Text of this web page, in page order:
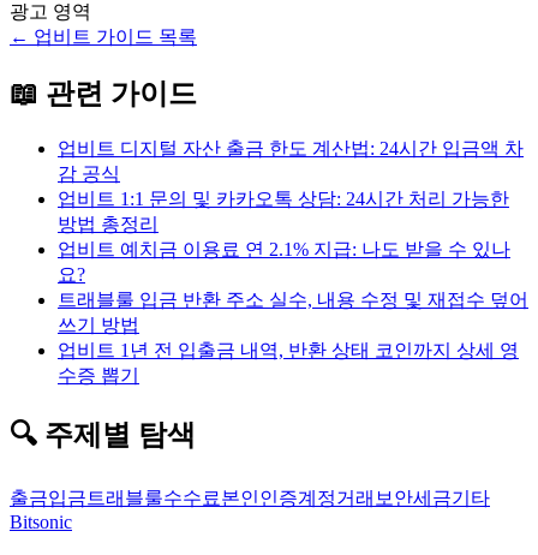
광고 영역
← 업비트 가이드 목록
📖 관련 가이드
업비트 디지털 자산 출금 한도 계산법: 24시간 입금액 차
감 공식
업비트 1:1 문의 및 카카오톡 상담: 24시간 처리 가능한
방법 총정리
업비트 예치금 이용료 연 2.1% 지급: 나도 받을 수 있나
요?
트래블룰 입금 반환 주소 실수, 내용 수정 및 재접수 덮어
쓰기 방법
업비트 1년 전 입출금 내역, 반환 상태 코인까지 상세 영
수증 뽑기
🔍 주제별 탐색
출금입금 트래블룰수수료본인인증계정거래 보안세금기타
Bitsonic